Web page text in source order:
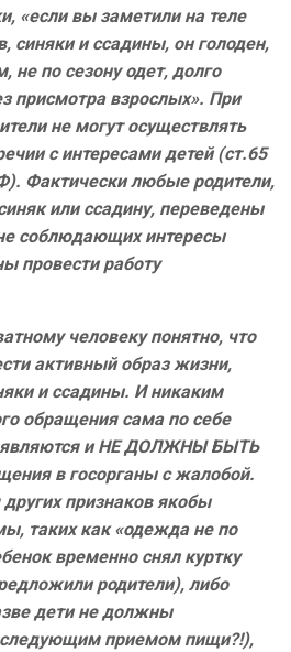
«если вы заметили на теле
синяки и ссадины, он голоден,
не по сезону одет, долго
присмотра взрослых». При
не могут осуществлять
с интересами детей (ст.65
Фактически любые родители,
или ссадину, переведены
соблюдающих интересы
провести работу
человеку понятно, что
активный образ жизни,
и ссадины. И никаким
обращения сама по себе
являются и НЕ ДОЛЖНЫ БЫТЬ
в госорганы с жалобой.
признаков якобы
таких как «одежда не по
временно снял куртку
родители), либо
дети не должны
следующим приемом пищи?!),